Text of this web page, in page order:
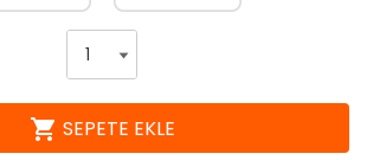
shopping_cart SEPETE EKLE